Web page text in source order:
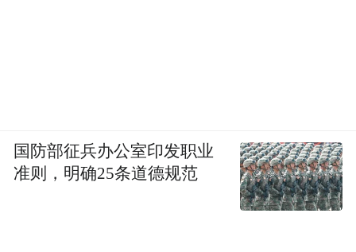
国防部征兵办公室印发职业
准则，明确25条道德规范